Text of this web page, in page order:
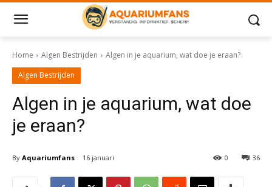
Home Algen Bestrijden
Algen in je aquarium, wat doe je eraan?
Algen Bestrijden
Algen in je aquarium, wat doe
je eraan?
By Aquariumfans 16 januari 36
0